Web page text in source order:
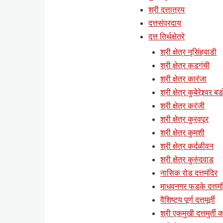
श्री दत्तात्रय
दत्तसंप्रदाय
दत्त तिर्थक्षेत्रे
श्री क्षेत्र नृसिंहवाडी
श्री क्षेत्र कडगंची
श्री क्षेत्र कारंजा
श्री क्षेत्र कुबेरेश्र्वर
श्री क्षेत्र करंजी
श्री क्षेत्र कुरवपूर
श्री क्षेत्र कुमशी
श्री क्षेत्र कर्दळीवन
श्री क्षेत्र कुरुंदवाड
नासिक रोड दत्तमंदिर
माधवनगर फडके
वैशिष्ट्य पूर्ण दत्तमूर्ती
श्री एकमुखी दत्तमुर्ती